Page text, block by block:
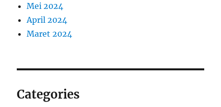
Mei 2024
April 2024
Maret 2024
Categories